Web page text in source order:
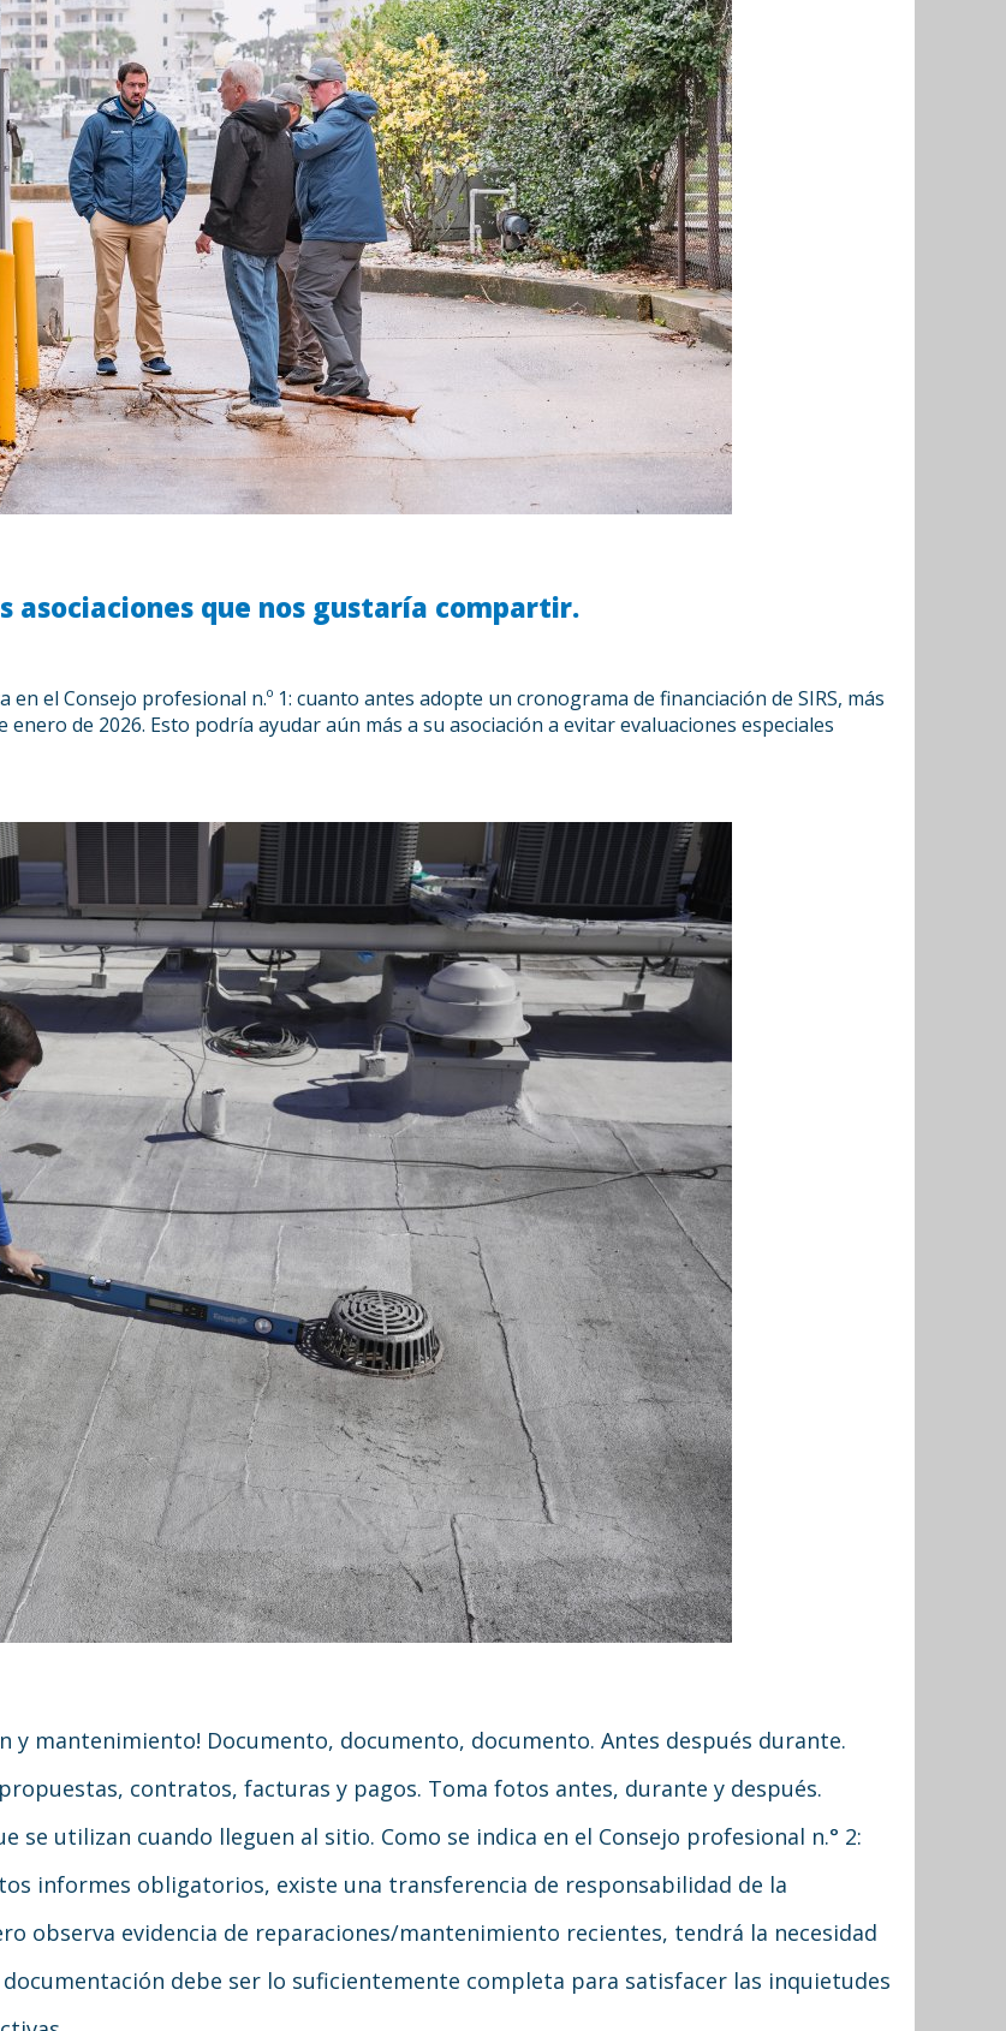
asociaciones que nos gustaría compartir.
en el Consejo profesional n.º 1: cuanto antes adopte un cronograma de financiación de SIRS, más
de 2026. Esto podría ayudar aún más a su asociación a evitar evaluaciones especiales
y mantenimiento! Documento, documento, documento. Antes después durante.
contratos, facturas y pagos. Toma fotos antes, durante y después.
utilizan cuando lleguen al sitio. Como se indica en el Consejo profesional n.° 2:
informes obligatorios, existe una transferencia de responsabilidad de la
observa evidencia de reparaciones/mantenimiento recientes, tendrá la necesidad
debe ser lo suficientemente completa para satisfacer las inquietudes